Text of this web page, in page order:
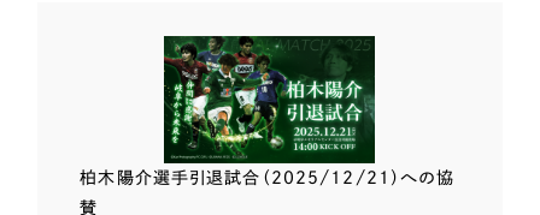
柏木陽介選手引退試合（2025/12/21）への協
賛